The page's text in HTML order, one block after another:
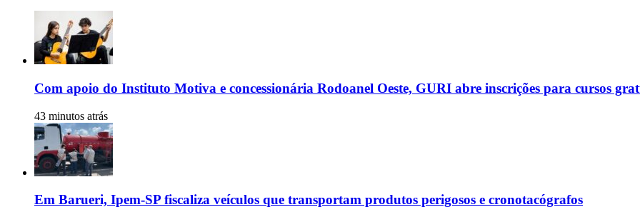
Com apoio do Instituto Motiva e concessionária Rodoanel Oeste, GURI abre inscrições para cursos
43 minutos atrás
Em Barueri, Ipem-SP fiscaliza veículos que transportam produtos perigosos e cronotacógrafos